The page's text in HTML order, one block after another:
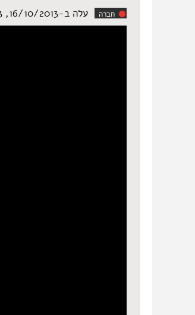
חברה עלה ב-16/10/2013, 12:03